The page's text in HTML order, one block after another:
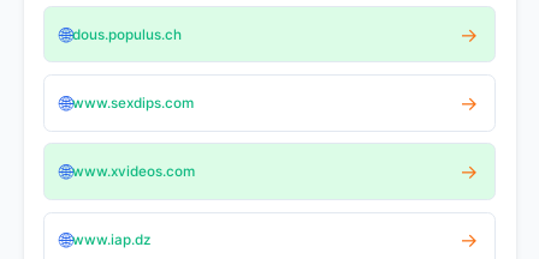
🌐dous.populus.ch →
🌐www.sexdips.com →
🌐www.xvideos.com →
🌐www.iap.dz →